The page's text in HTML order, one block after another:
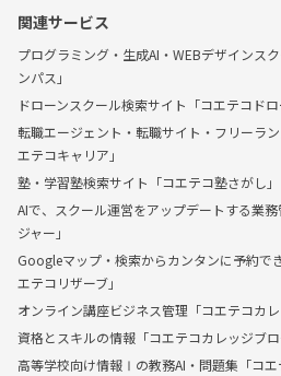
関連サービス
プログラミング・生成AI・WEBデザインス
ンパス」
ドローンスクール検索サイト「コエテコドロ
転職エージェント・転職サイト・フリーラ
エテコキャリア」
塾・学習塾検索サイト「コエテコ塾さがし」
AIで、スクール運営をアップデートする業
ジャー」
Googleマップ・検索からカンタンに予約で
エテコリザーブ」
オンライン講座ビジネス管理「コエテコカレ
資格とスキルの情報「コエテコカレッジブロ
高等学校向け情報Ⅰの教務AI・問題集「コエ